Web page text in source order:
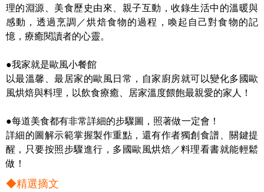
理的淵源、美食歷史由來、親子互動，收錄生活中的溫暖與
感動，透過烹調／烘焙食物的過程，喚起自己對食物的記
憶，療癒閱讀者的心靈。
●我家就是歐風小餐館
以最溫馨、最居家的歐風日常，自家廚房就可以變化多國歐
風烘焙與料理，以飲食療癒、居家溫度餵飽最親愛的家人！
●每道美食都有非常詳細的步驟圖，照著做一定會！
詳細的圖解示範掌握製作重點，還有作者獨創食譜、關鍵提
醒，只要按照步驟進行，多國歐風烘焙／料理看書就能輕鬆
做！
◆精選摘文